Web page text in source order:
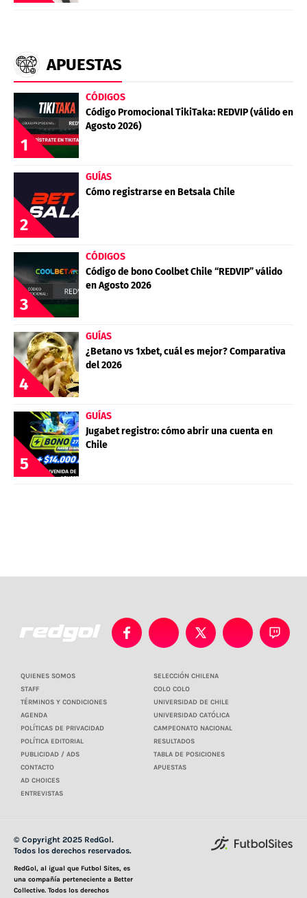
APUESTAS
1
CÓDIGOS
Código Promocional TikiTaka: REDVIP (válido en
Agosto 2026)
2
GUÍAS
Cómo registrarse en Betsala Chile
3
CÓDIGOS
Código de bono Coolbet Chile “REDVIP” válido
en Agosto 2026
4
GUÍAS
¿Betano vs 1xbet, cuál es mejor? Comparativa
del 2026
5
GUÍAS
Jugabet registro: cómo abrir una cuenta en
Chile
QUIENES SOMOS
STAFF
TÉRMINOS Y CONDICIONES
AGENDA
POLÍTICAS DE PRIVACIDAD
POLÍTICA EDITORIAL
PUBLICIDAD / ADS
CONTACTO
AD CHOICES
ENTREVISTAS
SELECCIÓN CHILENA
COLO COLO
UNIVERSIDAD DE CHILE
UNIVERSIDAD CATÓLICA
CAMPEONATO NACIONAL
RESULTADOS
TABLA DE POSICIONES
APUESTAS
© Copyright 2025 RedGol.
Todos los derechos reservados.
RedGol, al igual que Futbol Sites, es
una compañía perteneciente a Better
Collective. Todos los derechos